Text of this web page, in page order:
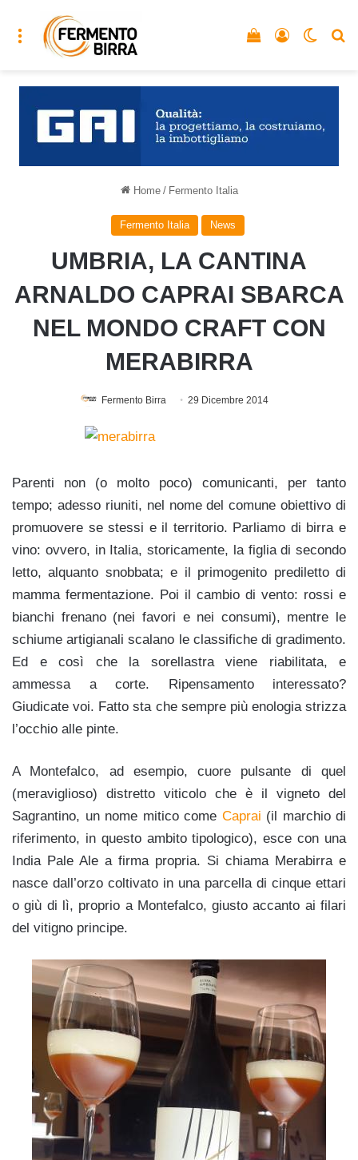
Menu Accedi
Vedi il carrello
Home / Fermento Italia
Fermento Italia News
UMBRIA, LA CANTINA
ARNALDO CAPRAI SBARCA
NEL MONDO CRAFT CON
MERABIRRA
Fermento Birra 29 Dicembre 2014
Parenti non (o molto poco) comunicanti, per tanto
tempo; adesso riuniti, nel nome del comune obiettivo di
promuovere se stessi e il territorio. Parliamo di birra e
vino: ovvero, in Italia, storicamente, la figlia di secondo
letto, alquanto snobbata; e il primogenito prediletto di
mamma fermentazione. Poi il cambio di vento: rossi e
bianchi frenano (nei favori e nei consumi), mentre le
schiume artigianali scalano le classifiche di gradimento.
Ed e così che la sorellastra viene riabilitata, e
ammessa a corte. Ripensamento interessato?
Giudicate voi. Fatto sta che sempre più enologia strizza
l’occhio alle pinte.
A Montefalco, ad esempio, cuore pulsante di quel
(meraviglioso) distretto viticolo che è il vigneto del
Sagrantino, un nome mitico come Caprai (il marchio di
riferimento, in questo ambito tipologico), esce con una
India Pale Ale a firma propria. Si chiama Merabirra e
nasce dall’orzo coltivato in una parcella di cinque ettari
o giù di lì, proprio a Montefalco, giusto accanto ai filari
del vitigno principe.